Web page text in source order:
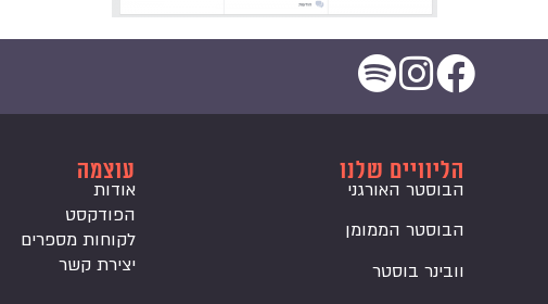
הליוויים שלנו
הבוסטר האורגני
הבוסטר הממומן
וובינר בוסטר
עוצמה
אודות
הפודקסט
לקוחות מספרים
יצירת קשר